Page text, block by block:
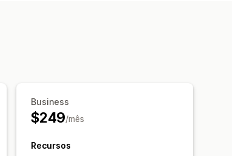
Horário comercial
Marcação com tag
Business
$249/mês
Recursos